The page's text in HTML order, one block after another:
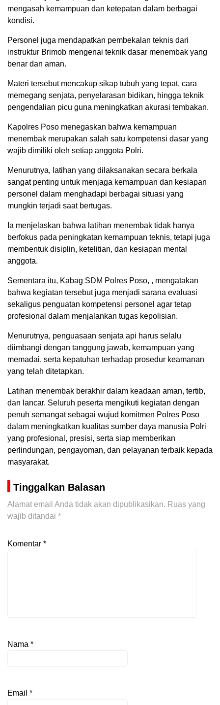
mengasah kemampuan dan ketepatan dalam berbagai
kondisi.
Personel juga mendapatkan pembekalan teknis dari
instruktur Brimob mengenai teknik dasar menembak yang
benar dan aman.
Materi tersebut mencakup sikap tubuh yang tepat, cara
memegang senjata, penyelarasan bidikan, hingga teknik
pengendalian picu guna meningkatkan akurasi tembakan.
Kapolres Poso menegaskan bahwa kemampuan
menembak merupakan salah satu kompetensi dasar yang
wajib dimiliki oleh setiap anggota Polri.
Menurutnya, latihan yang dilaksanakan secara berkala
sangat penting untuk menjaga kemampuan dan kesiapan
personel dalam menghadapi berbagai situasi yang
mungkin terjadi saat bertugas.
Ia menjelaskan bahwa latihan menembak tidak hanya
berfokus pada peningkatan kemampuan teknis, tetapi juga
membentuk disiplin, ketelitian, dan kesiapan mental
anggota.
Sementara itu, Kabag SDM Polres Poso, , mengatakan
bahwa kegiatan tersebut juga menjadi sarana evaluasi
sekaligus penguatan kompetensi personel agar tetap
profesional dalam menjalankan tugas kepolisian.
Menurutnya, penguasaan senjata api harus selalu
diimbangi dengan tanggung jawab, kemampuan yang
memadai, serta kepatuhan terhadap prosedur keamanan
yang telah ditetapkan.
Latihan menembak berakhir dalam keadaan aman, tertib,
dan lancar. Seluruh peserta mengikuti kegiatan dengan
penuh semangat sebagai wujud komitmen Polres Poso
dalam meningkatkan kualitas sumber daya manusia Polri
yang profesional, presisi, serta siap memberikan
perlindungan, pengayoman, dan pelayanan terbaik kepada
masyarakat.
Tinggalkan Balasan
Alamat email Anda tidak akan dipublikasikan. Ruas yang
wajib ditandai *
Komentar *
Nama *
Email *